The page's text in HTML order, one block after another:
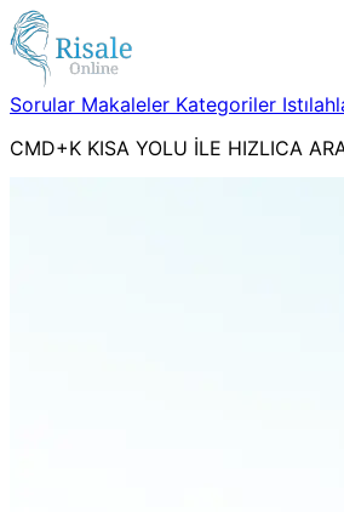
Sorular Makaleler Kategoriler
CMD+K KISA YOLU İLE HIZLICA